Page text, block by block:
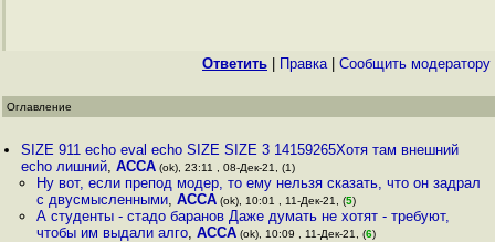
Ответить Правка| Cообщить модератору
Оглавление
SIZE 911 echo eval echo SIZE SIZE 3 14159265Хотя там внешний
echo лишний,ACCA (ok), 23:11 , 08-Дек-21, (1)
Ну вот, если препод модер, то ему нельзя сказать, что он задрал
с двусмысленными, ACCA(ok), 10:01 , 11-Дек-21, (5)
А студенты - стадо баранов Даже думать не хотят - требуют,
чтобы им выдали алго, ACCA(ok), 10:09 , 11-Дек-21, (6)